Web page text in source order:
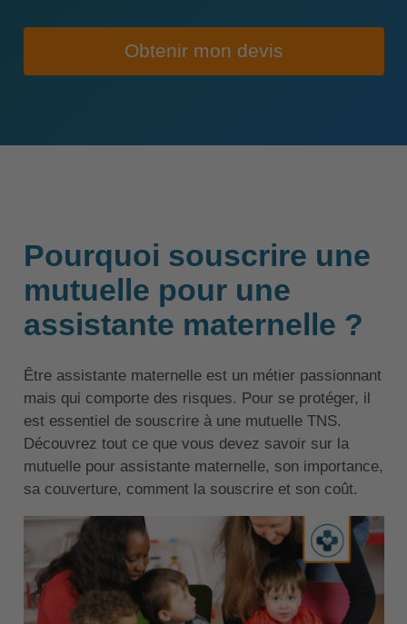
Obtenir mon devis
Pourquoi souscrire une
mutuelle pour une
assistante maternelle ?
Être assistante maternelle est un métier passionnant
mais qui comporte des risques. Pour se protéger, il
est essentiel de souscrire à une mutuelle TNS.
Découvrez tout ce que vous devez savoir sur la
mutuelle pour assistante maternelle, son importance,
sa couverture, comment la souscrire et son coût.